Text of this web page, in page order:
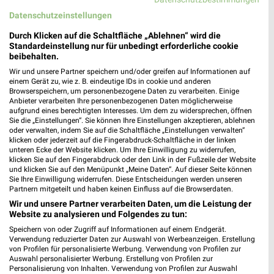
4,3 km
Herbstliche Deko-Woche
Gültig bis Di. 01.09.
7,2 km
Einfach draußen kochen
Gültig bis Di. 18.08.
Tchibo Kik
Datenschutzeinstellungen
Durch Klicken auf die Schaltfläche „Ablehnen“ wird die
Standardeinstellung nur für unbedingt erforderliche cookie
beibehalten.
Wir und unsere Partner speichern und/oder greifen auf Informationen auf
einem Gerät zu, wie z. B. eindeutige IDs in cookie und anderen
Browserspeichern, um personenbezogene Daten zu verarbeiten. Einige
Anbieter verarbeiten Ihre personenbezogenen Daten möglicherweise
aufgrund eines berechtigten Interesses. Um dem zu widersprechen, öffnen
Sie die „Einstellungen“. Sie können Ihre Einstellungen akzeptieren, ablehnen
oder verwalten, indem Sie auf die Schaltfläche „Einstellungen verwalten“
klicken oder jederzeit auf die Fingerabdruck-Schaltfläche in der linken
unteren Ecke der Website klicken. Um Ihre Einwilligung zu widerrufen,
klicken Sie auf den Fingerabdruck oder den Link in der Fußzeile der Website
und klicken Sie auf den Menüpunkt „Meine Daten“. Auf dieser Seite können
Sie Ihre Einwilligung widerrufen. Diese Entscheidungen werden unseren
Partnern mitgeteilt und haben keinen Einfluss auf die Browserdaten.
Wir und unsere Partner verarbeiten Daten, um die Leistung der
Website zu analysieren und Folgendes zu tun:
Speichern von oder Zugriff auf Informationen auf einem Endgerät.
Verwendung reduzierter Daten zur Auswahl von Werbeanzeigen. Erstellung
von Profilen für personalisierte Werbung. Verwendung von Profilen zur
Auswahl personalisierter Werbung. Erstellung von Profilen zur
Personalisierung von Inhalten. Verwendung von Profilen zur Auswahl